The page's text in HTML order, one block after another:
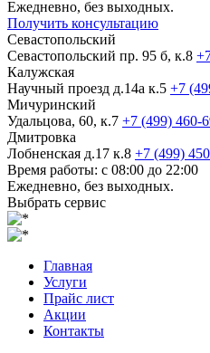
Ежедневно, без выходных.
Получить консультацию
Севастопольский
Севастопольский пр. 95 б, к.8
Калужская
Научный проезд д.14а к.5 +7
Мичуринский
Удальцова, 60, к.7 +7 (499) 460-
Дмитровка
Лобненская д.17 к.8 +7 (499)
Время работы: с 08:00 до 22:00
Ежедневно, без выходных.
Выбрать сервис
Главная
Услуги
Прайс лист
Акции
Контакты